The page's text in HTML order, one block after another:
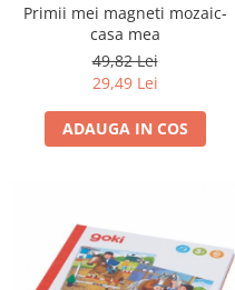
Primii mei magneti mozaic-
casa mea
49,82 Lei
29,49 Lei
ADAUGA IN COS